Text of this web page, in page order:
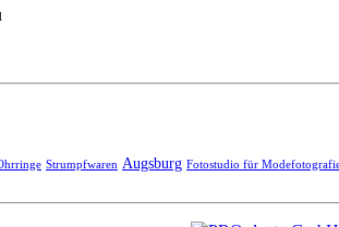
Strumpfwaren Augsburg Fotostudio für